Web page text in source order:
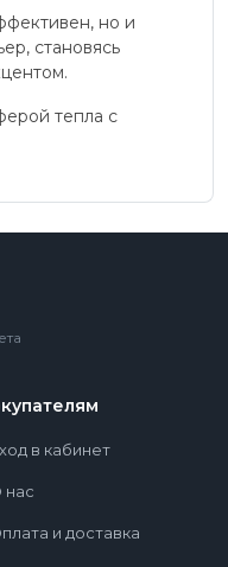
но и
становясь
тепла с
в кабинет
нас
и доставка